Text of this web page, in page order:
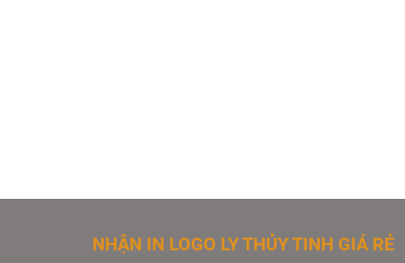
NHẬN IN LOGO LY THỦY TINH GIÁ RẺ